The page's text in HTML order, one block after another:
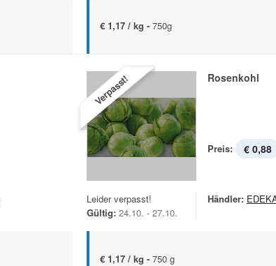
€ 1,17 / kg - 750g
Verpasst! Rosenkohl
Preis: € 0,88
Leider verpasst!
Gültig: 24.10. - 27.10.
Händler:
€ 1,17 / kg - 750 g